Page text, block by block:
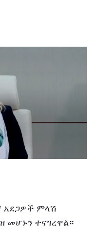
አደጋዎች ምላሽ
መሆኑን ተናግረዋል።